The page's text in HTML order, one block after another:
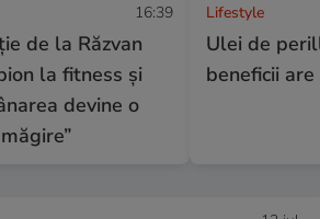
16:39
de la Răzvan
la fitness și
devine o
Lifestyle
Ulei de
beneficii are